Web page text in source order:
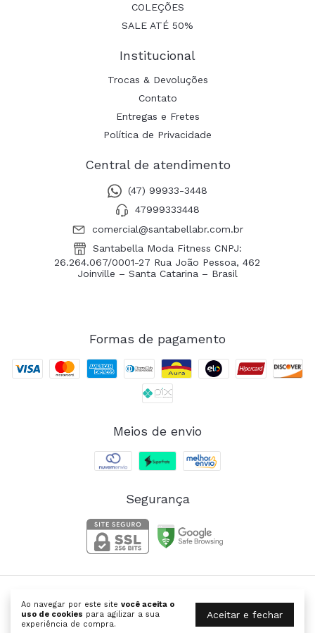
Ao navegar por este site você aceita o
uso de cookies para agilizar a sua
experiência de compra.
Aceitar e fechar
COLEÇÕES
SALE ATÉ 50%
Institucional
Trocas & Devoluções
Contato
Entregas e Fretes
Política de Privacidade
Central de atendimento
(47) 99933-3448
47999333448
comercial@santabellabr.com.br
Santabella Moda Fitness CNPJ:
26.264.067/0001-27 Rua João Pessoa, 462
Joinville – Santa Catarina – Brasil
Formas de pagamento
Meios de envio
Segurança
SANTABELLA | Moda Fitness
©2026. SANTABELLA MODA FITNESS FEMININA - 26264067000127.
Todos os direitos reservados.